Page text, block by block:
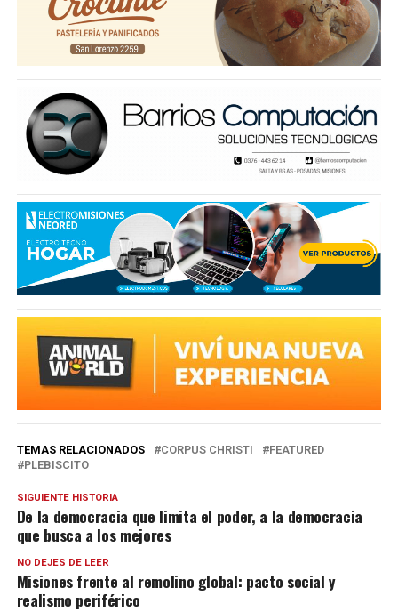
TEMAS RELACIONADOS CORPUS CHRISTI
FEATURED
PLEBISCITO
SIGUIENTE HISTORIA
De la democracia que limita el poder, a la democracia
que busca a los mejores
NO DEJES DE LEER
Misiones frente al remolino global: pacto social y
realismo periférico